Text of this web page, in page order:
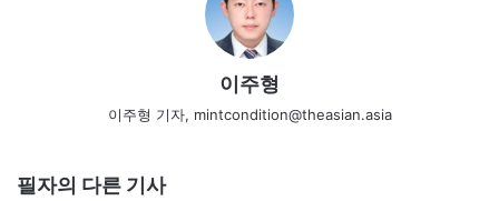
이주형
이주형 기자, mintcondition@theasian.asia
필자의 다른 기사